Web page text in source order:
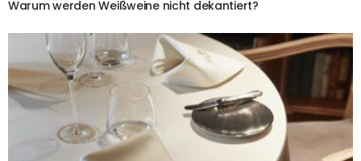
Warum werden Weißweine nicht dekantiert?